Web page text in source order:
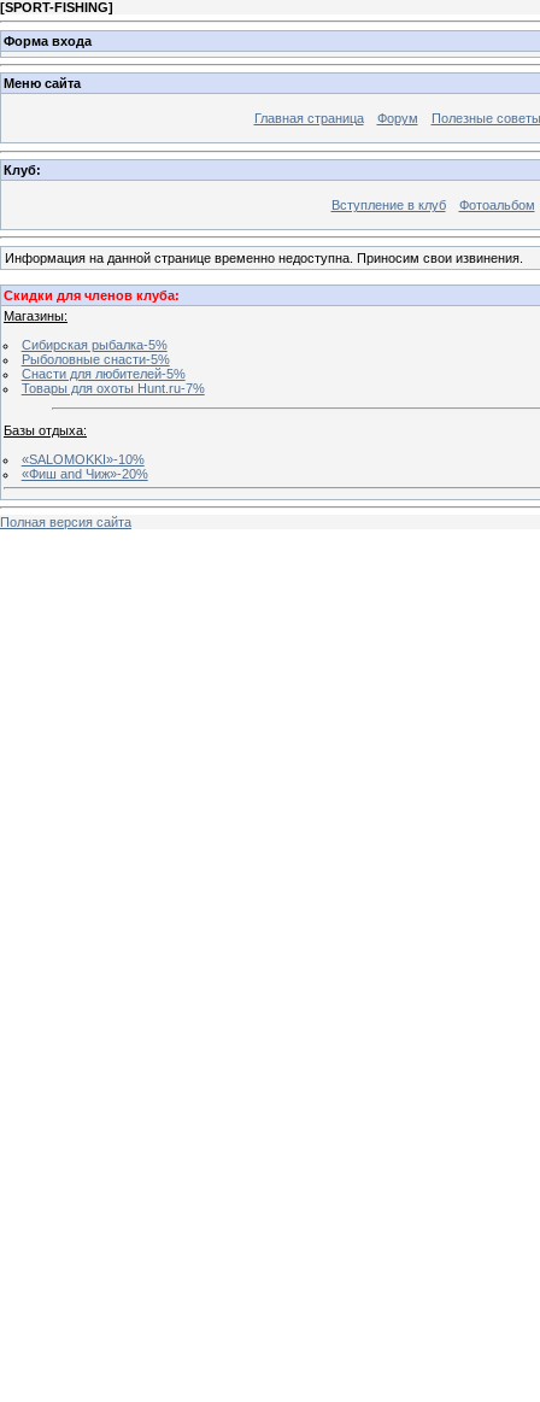
[SPORT-FISHING]
Форма входа
Меню сайта
Главная страница Форум Полезные советы
Клуб:
Вступление в клуб Фотоальбом
Информация на данной странице временно недоступна. Приносим свои извинения.
Скидки для членов клуба:
Магазины:
Сибирская рыбалка-5%
Рыболовные снасти-5%
Снасти для любителей-5%
Товары для охоты Hunt.ru-7%
Базы отдыха:
«SALOMOKKI»-10%
«Фиш and Чиж»-20%
Полная версия сайта